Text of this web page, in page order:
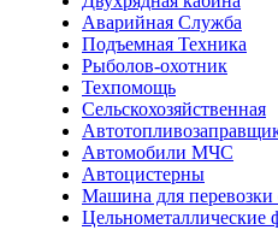
Аварийная Служба
Подъемная Техника
Рыболов-охотник
Техпомощь
Сельскохозяйственная
Автомобили МЧС
Автоцистерны
Машина для перевозки
Цельнометаллические